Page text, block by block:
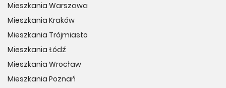
Mieszkania Warszawa
Mieszkania Kraków
Mieszkania Trójmiasto
Mieszkania Łódź
Mieszkania Wrocław
Mieszkania Poznań